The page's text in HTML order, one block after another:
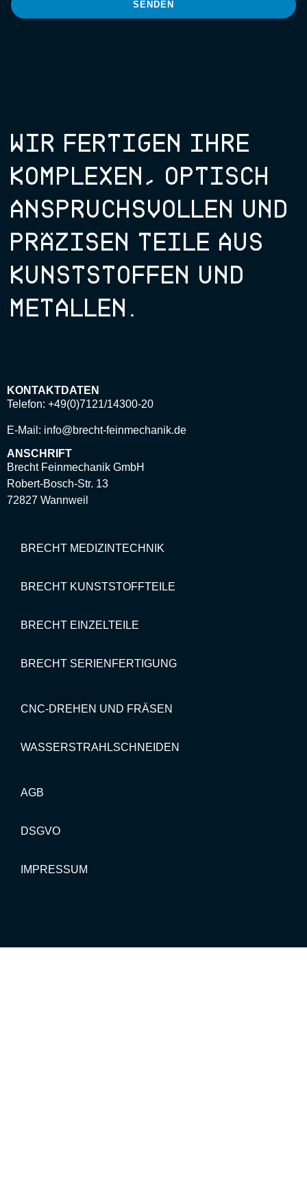
SENDEN
WIR FERTIGEN IHRE
KOMPLEXEN, OPTISCH
ANSPRUCHSVOLLEN UND
PRÄZISEN TEILE AUS
KUNSTSTOFFEN UND
METALLEN.
KONTAKTDATEN
Telefon: +49(0)7121/14300-20
E-Mail: info@brecht-feinmechanik.de
ANSCHRIFT
Brecht Feinmechanik GmbH
Robert-Bosch-Str. 13
72827 Wannweil
BRECHT MEDIZINTECHNIK
BRECHT KUNSTSTOFFTEILE
BRECHT EINZELTEILE
BRECHT SERIENFERTIGUNG
CNC-DREHEN UND FRÄSEN
WASSERSTRAHLSCHNEIDEN
AGB
DSGVO
IMPRESSUM